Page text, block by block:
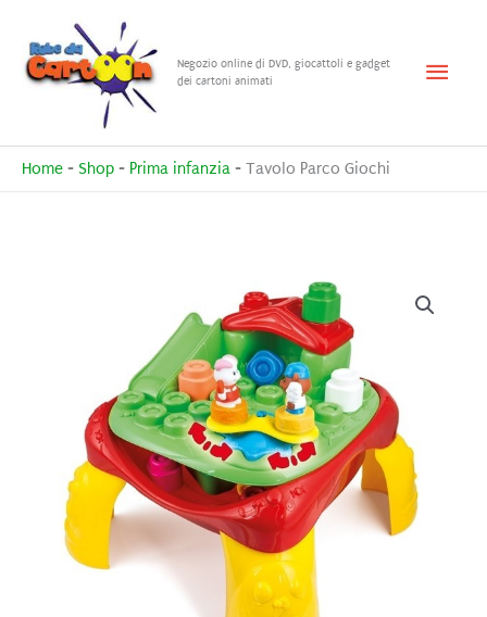
contenuto
Negozio online di DVD, giocattoli e gadget
dei cartoni animati
Menu
Home - Shop - Prima infanzia - Tavolo Parco Giochi